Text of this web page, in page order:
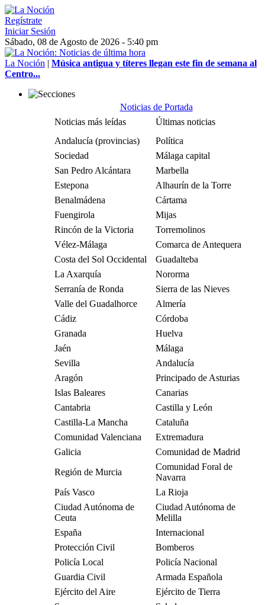
Regístrate
Iniciar Sesión
Sábado, 08 de Agosto de 2026 - 5:40 pm
La Noción | Música antigua y títeres llegan este fin de semana al
Centro...
Noticias de Portada
Noticias más leídas
Últimas noticias
Andalucía (provincias)
Política
Sociedad
Málaga capital
San Pedro Alcántara
Marbella
Estepona
Alhaurín de la Torre
Benalmádena
Cártama
Fuengirola
Mijas
Rincón de la Victoria
Torremolinos
Vélez-Málaga
Comarca de Antequera
Costa del Sol Occidental
Guadalteba
La Axarquía
Nororma
Serranía de Ronda
Sierra de las Nieves
Valle del Guadalhorce
Almería
Cádiz
Córdoba
Granada
Huelva
Jaén
Málaga
Sevilla
Andalucía
Aragón
Principado de Asturias
Islas Baleares
Canarias
Cantabria
Castilla y León
Castilla-La Mancha
Cataluña
Comunidad Valenciana
Extremadura
Galicia
Comunidad de Madrid
Región de Murcia
Comunidad Foral de
Navarra
País Vasco
La Rioja
Ciudad Autónoma de
Ceuta
Ciudad Autónoma de
Melilla
España
Internacional
Protección Civil
Bomberos
Policía Local
Policía Nacional
Guardia Civil
Armada Española
Ejército del Aire
Ejército de Tierra